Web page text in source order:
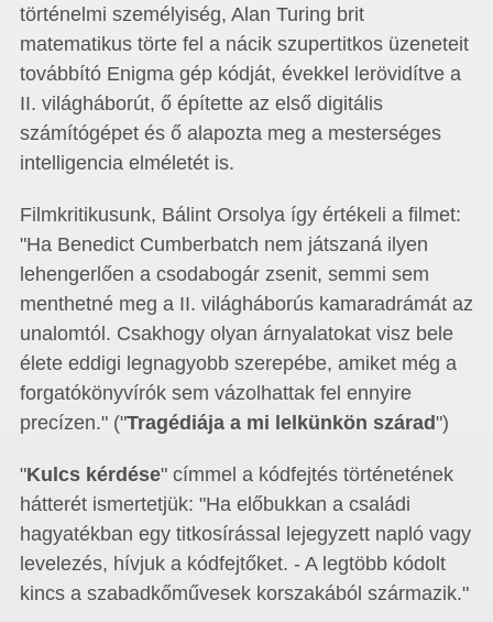
történelmi személyiség, Alan Turing brit
matematikus törte fel a nácik szupertitkos üzeneteit
továbbító Enigma gép kódját, évekkel lerövidítve a
II. világháborút, ő építette az első digitális
számítógépet és ő alapozta meg a mesterséges
intelligencia elméletét is.
Filmkritikusunk, Bálint Orsolya így értékeli a filmet:
"Ha Benedict Cumberbatch nem játszaná ilyen
lehengerlően a csodabogár zsenit, semmi sem
menthetné meg a II. világháborús kamaradrámát az
unalomtól. Csakhogy olyan árnyalatokat visz bele
élete eddigi legnagyobb szerepébe, amiket még a
forgatókönyvírók sem vázolhattak fel ennyire
precízen." ("Tragédiája a mi lelkünkön szárad")
"Kulcs kérdése" címmel a kódfejtés történetének
hátterét ismertetjük: "Ha előbukkan a családi
hagyatékban egy titkosírással lejegyzett napló vagy
levelezés, hívjuk a kódfejtőket. - A legtöbb kódolt
kincs a szabadkőművesek korszakából származik."